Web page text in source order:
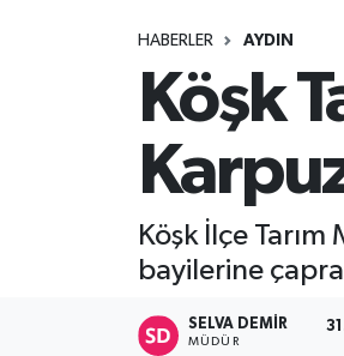
HABERLER AYDIN
Köşk
Köşk İlçe
bayilerine
SELVA DEMIR
MÜDÜR